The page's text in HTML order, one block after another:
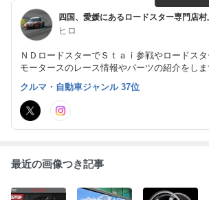
ヒロ
ＮＤロードスターでＳｔａｉ参戦やロードス
モータースのレース情報やパーツの紹介をしま
クルマ・自動車ジャンル 37位
最近の画像つき記事